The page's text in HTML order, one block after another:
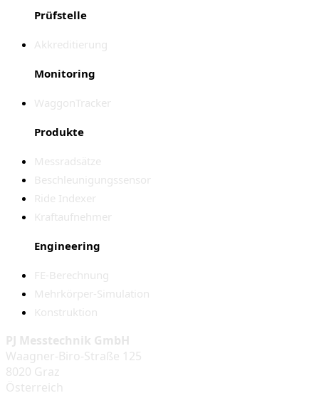
Prüfstelle
Akkreditierung
Monitoring
WaggonTracker
Produkte
Messradsätze
Beschleunigungssensor
Ride Indexer
Kraftaufnehmer
Engineering
FE-Berechnung
Mehrkörper-Simulation
Konstruktion
PJ Messtechnik GmbH
Waagner-Biro-Straße 125
8020 Graz
Österreich